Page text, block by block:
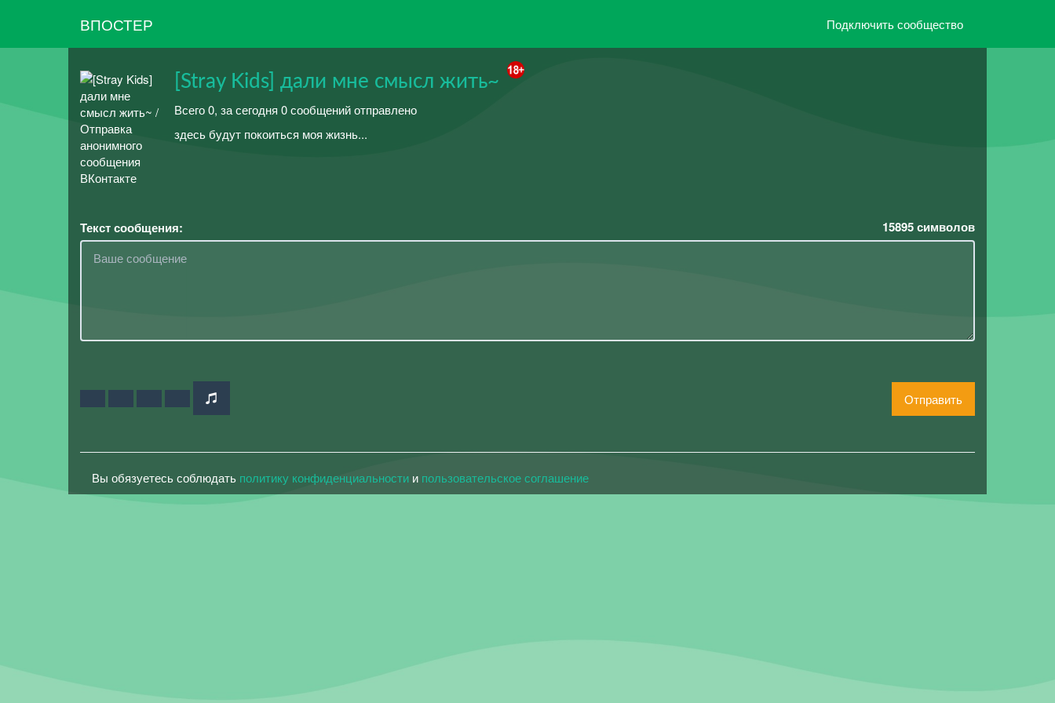
ВПОСТЕР Подключить сообщество
[Stray Kids] дали мне смысл жить~
Всего 0, за сегодня 0 сообщений отправлено
здесь будут покоиться моя жизнь...
Текст сообщения: 15895символов
Отправить
Вы обязуетесь соблюдать политику конфиденциальности и пользовательское соглашение